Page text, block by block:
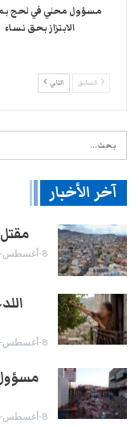
مسؤول محلي في لحج
الابتزاز بحق نساء
السابق التالي
آخر الأخبار
8-أغسطس- 2026
8-أغسطس- 2026
8-أغسطس- 2026